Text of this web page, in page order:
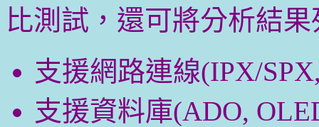
比測試，還可將分析結
支援網路連線(IPX/
支援資料庫(ADO,